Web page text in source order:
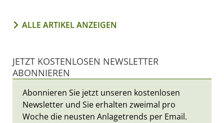
ALLE ARTIKEL ANZEIGEN
JETZT KOSTENLOSEN NEWSLETTER
ABONNIEREN
Abonnieren Sie jetzt unseren kostenlosen
Newsletter und Sie erhalten zweimal pro
Woche die neusten Anlagetrends per Email.